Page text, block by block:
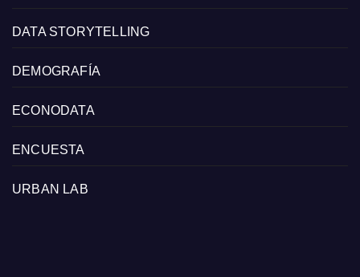
DATA STORYTELLING
DEMOGRAFÍA
ECONODATA
ENCUESTA
URBAN LAB